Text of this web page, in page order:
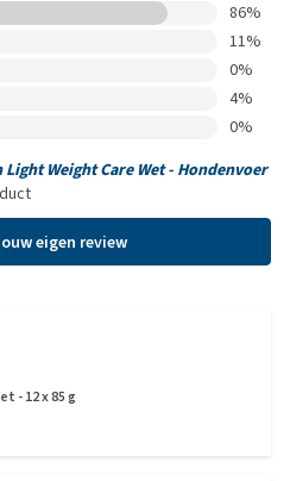
86%
11%
0%
4%
0%
Light Weight Care Wet - Hondenvoer
eigen review
- 12 x 85 g